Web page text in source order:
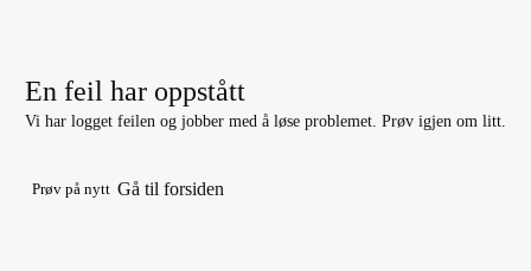
En feil har oppstått
Vi har logget feilen og jobber med å løse problemet. Prøv igjen om litt.
Prøv på nytt Gå til forsiden